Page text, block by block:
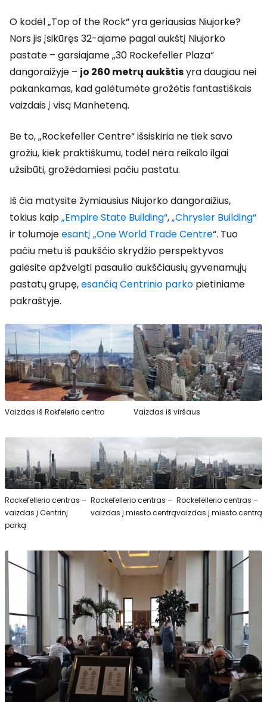
O kodėl „Top of the Rock“ yra geriausias Niujorke?
Nors jis įsikūręs 32-ajame pagal aukštį Niujorko
pastate – garsiajame „30 Rockefeller Plaza“
dangoraižyje – jo 260 metrų aukštisyra daugiau nei
pakankamas, kad galėtumėte grožėtis fantastiškais
vaizdais į visą Manheteną.
Be to, „Rockefeller Centre“ išsiskiria ne tiek savo
grožiu, kiek praktiškumu, todėl nėra reikalo ilgai
užsibūti, grožėdamiesi pačiu pastatu.
Iš čia matysite žymiausius Niujorko dangoraižius,
tokius kaip„Empire State Building“,„Chrysler Building“
ir tolumojeesantį „One World Trade Centre“. Tuo
pačiu metu iš paukščio skrydžio perspektyvos
galėsite apžvelgti pasaulio aukščiausių gyvenamųjų
pastatų grupę,esančią Centrinio parko pietiniame
pakraštyje.
Vaizdas iš Rokfelerio centro Vaizdas iš viršaus
Rockefellerio centras –
vaizdas į Centrinį
parką
Rockefellerio centras –
vaizdas į miesto centrą
Rockefellerio centras –
vaizdas į miesto centrą